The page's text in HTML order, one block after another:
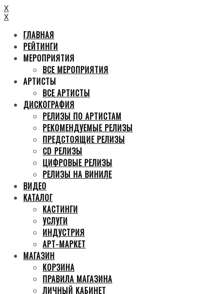
X
X
ГЛАВНАЯ
РЕЙТИНГИ
МЕРОПРИЯТИЯ
ВСЕ МЕРОПРИЯТИЯ
АРТИСТЫ
ВСЕ АРТИСТЫ
ДИСКОГРАФИЯ
РЕЛИЗЫ ПО АРТИСТАМ
РЕКОМЕНДУЕМЫЕ РЕЛИЗЫ
ПРЕДСТОЯЩИЕ РЕЛИЗЫ
CD РЕЛИЗЫ
ЦИФРОВЫЕ РЕЛИЗЫ
РЕЛИЗЫ НА ВИНИЛЕ
ВИДЕО
КАТАЛОГ
КАСТИНГИ
УСЛУГИ
ИНДУСТРИЯ
АРТ-МАРКЕТ
МАГАЗИН
КОРЗИНА
ПРАВИЛА МАГАЗИНА
ЛИЧНЫЙ КАБИНЕТ